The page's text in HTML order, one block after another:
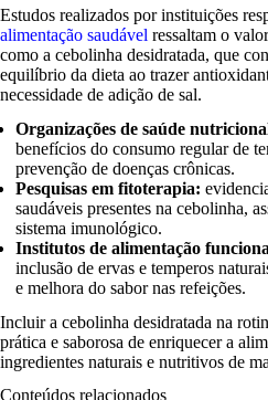
Estudos realizados por instituições
alimentação saudável ressaltam o
como a cebolinha desidratada, que
equilíbrio da dieta ao trazer
necessidade de adição de sal.
Organizações de saúde
benefícios do consumo regular de
prevenção de doenças crônicas.
Pesquisas em fitoterapia:
saudáveis presentes na cebolinha,
sistema imunológico.
Institutos de alimentação
inclusão de ervas e temperos
e melhora do sabor nas refeições.
Incluir a cebolinha desidratada na
prática e saborosa de enriquecer a
ingredientes naturais e nutritivos de
Conteúdos relacionados